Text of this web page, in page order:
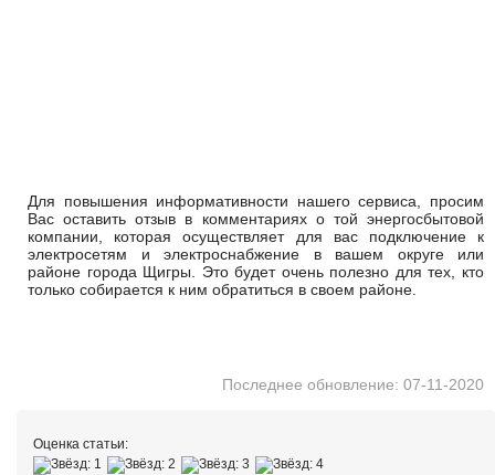
Для повышения информативности нашего сервиса, просим
Вас оставить отзыв в комментариях о той энергосбытовой
компании, которая осуществляет для вас подключение к
электросетям и электроснабжение в вашем округе или
районе города Щигры. Это будет очень полезно для тех, кто
только собирается к ним обратиться в своем районе.
Последнее обновление: 07-11-2020
Оценка статьи: